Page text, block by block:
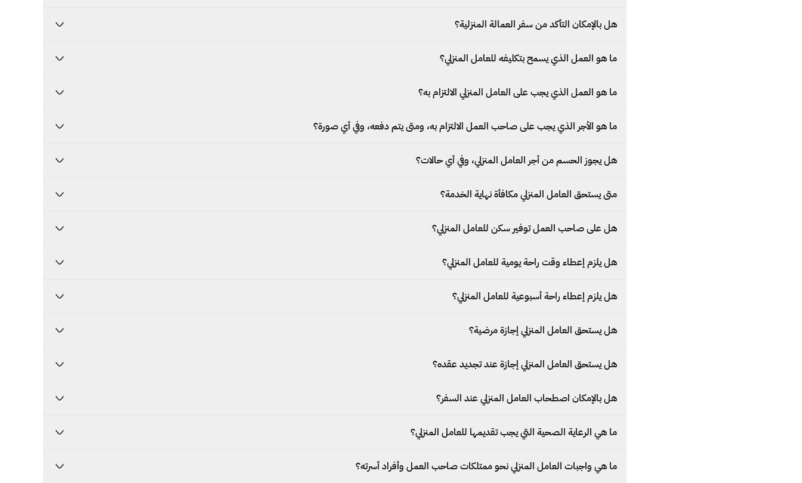
هل بالإمكان التأكد من سفر العمالة المنزلية؟
ما هو العمل الذي يسمح بتكليفه للعامل المنزلي؟
ما هو العمل الذي يجب على العامل المنزلي الالتزام به؟
ما هو الأجر الذي يجب على صاحب العمل الالتزام به، ومتى يتم دفعه، وفي أي صورة؟
هل يجوز الحسم من أجر العامل المنزلي، وفي أي حالات؟
متى يستحق العامل المنزلي مكافأة نهاية الخدمة؟
هل على صاحب العمل توفير سكن للعامل المنزلي؟
هل يلزم إعطاء وقت راحة يومية للعامل المنزلي؟
هل يلزم إعطاء راحة أسبوعية للعامل المنزلي؟
هل يستحق العامل المنزلي إجازة مرضية؟
هل يستحق العامل المنزلي إجازة عند تجديد عقده؟
هل بالإمكان اصطحاب العامل المنزلي عند السفر؟
ما هي الرعاية الصحية التي يجب تقديمها للعامل المنزلي؟
ما هي واجبات العامل المنزلي نحو ممتلكات صاحب العمل وأفراد أسرته؟